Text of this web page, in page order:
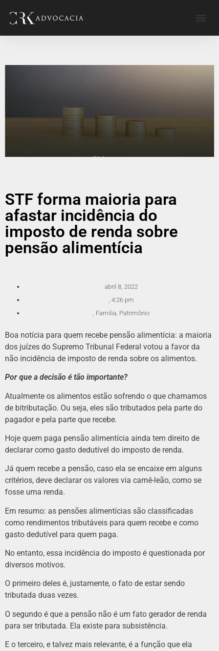
STF forma maioria para
afastar incidência do
imposto de renda sobre
pensão alimentícia
abril 8, 2022
4:26 pm
Familia Patrimônio
Boa notícia para quem recebe pensão alimentícia: a maioria
dos juízes do Supremo Tribunal Federal votou a favor da
não incidência de imposto de renda sobre os alimentos.
Por que a decisão é tão importante?
Atualmente os alimentos estão sofrendo o que chamamos
de bitributação. Ou seja, eles são tributados pela parte do
pagador e pela parte que recebe.
Hoje quem paga pensão alimentícia ainda tem direito de
declarar como gasto dedutível do imposto de renda.
Já quem recebe a pensão, caso ela se encaixe em alguns
critérios, deve declarar os valores via carnê-leão, como se
fosse uma renda.
Em resumo: as pensões alimentícias são classificadas
como rendimentos tributáveis para quem recebe e como
gasto dedutível para quem paga.
No entanto, essa incidência do imposto é questionada por
diversos motivos.
O primeiro deles é, justamente, o fato de estar sendo
tributada duas vezes.
O segundo é que a pensão não é um fato gerador de renda
para ser tributada. Ela existe para subsistência.
E o terceiro, e talvez mais relevante, é a função que ela